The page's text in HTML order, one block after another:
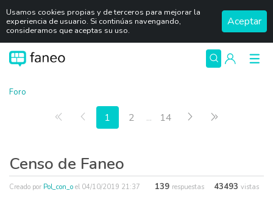
Usamos cookies propias y de terceros para mejorar la
experiencia de usuario. Si continúas navengando,
consideramos que aceptas su uso.
Aceptar
Foro
Primera página
Anterior
1 2 ... 14 Siguiente
Censo de Faneo
Creado por Pol_con_o el 04/10/2019 21:37 139 respuestas 43493 vistas